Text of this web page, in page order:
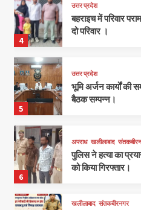
4
उत्तर प्रदेश
बहराइच में परिवार
दो परिवार ।
5
उत्तर प्रदेश
भूमि अर्जन कार्यों की
बैठक सम्पन्न।
6
अपराध खलीलाबाद
पुलिस ने हत्या का
को किया गिरफ्तार।
खलीलाबाद संतकबीरनगर